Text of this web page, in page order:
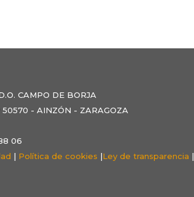
CAMPO DE BORJA
- AINZÓN - ZARAGOZA
06
| Política de cookies |Ley de transparencia |